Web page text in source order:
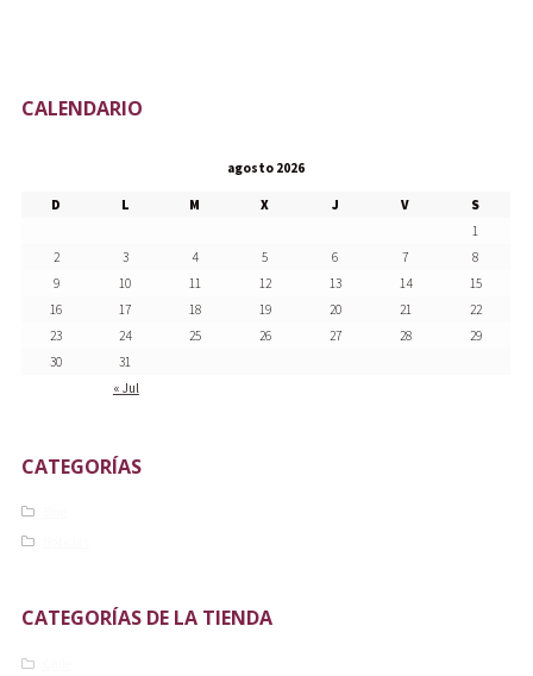
CALENDARIO
agosto 2026
D L M X J V S
« Jul
1
2
3 4 5 6 7
8
9
10 11 12 13 14
15
16
17 18 19 20 21
22
23
24 25 26 27 28
29
30
31
CATEGORÍAS
CATEGORÍAS DE LA TIENDA